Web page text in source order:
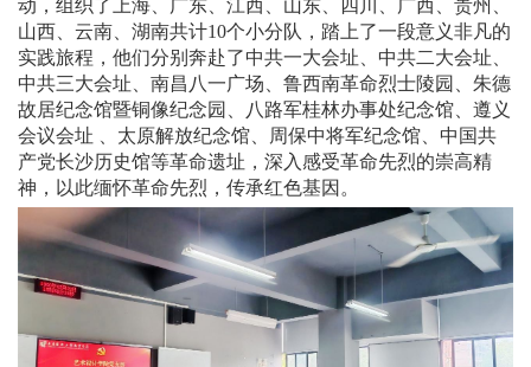
动，组织了上海、广东、江西、山东、四川、广西、贵州、
山西、云南、湖南共计10个小分队，踏上了一段意义非凡的
实践旅程，他们分别奔赴了中共一大会址、中共二大会址、
中共三大会址、南昌八一广场、鲁西南革命烈士陵园、朱德
故居纪念馆暨铜像纪念园、八路军桂林办事处纪念馆、遵义
会议会址 、太原解放纪念馆、周保中将军纪念馆、中国共
产党长沙历史馆等革命遗址，深入感受革命先烈的崇高精
神，以此缅怀革命先烈，传承红色基因。